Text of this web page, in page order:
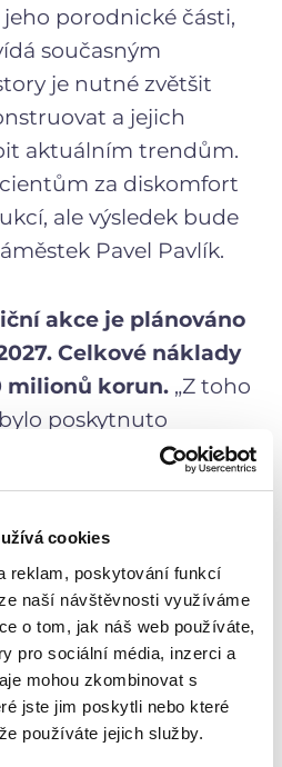
cookies
reklam, poskytování funkcí
naší návštěvnosti využíváme
o tom, jak náš web používáte,
pro sociální média, inzerci a
mohou zkombinovat s
jste jim poskytli nebo které
používáte jejich služby.
porodnické části,
současným
je nutné zvětšit
a jejich
aktuálním trendům.
za diskomfort
ale výsledek bude
Pavel Pavlík.
akce je plánováno
Celkové náklady
milionů korun. „Z toho
poskytnuto
kraje v roce
uvolníme 53 milionů
nemocnicí,
či finančními
titulů, pokud bude
k dispozici,“ doplnil